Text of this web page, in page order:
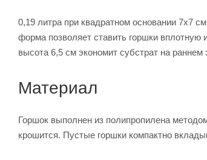
0,19 литра при квадратном основании 7х7
форма позволяет ставить горшки
высота 6,5 см экономит субстрат на раннем
Материал
Горшок выполнен из полипропилена
крошится. Пустые горшки компактно